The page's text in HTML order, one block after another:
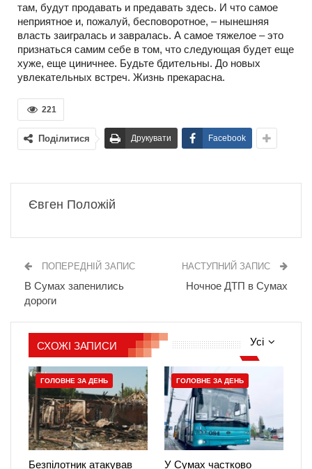
там, будут продавать и предавать здесь. И что самое
неприятное и, пожалуй, бесповоротное, – нынешняя
власть заигралась и завралась. А самое тяжелое – это
признаться самим себе в том, что следующая будет еще
хуже, еще циничнее. Будьте бдительны. До новых
увлекательных встреч. Жизнь прекарасна.
221
Поділитися Друкувати Facebook
Євген Положій
ПОПЕРЕДНІЙ ЗАПИС
В Сумах запенились
дороги
НАСТУПНИЙ ЗАПИС
Ночное ДТП в Сумах
Усі
СХОЖІ ЗАПИСИ
ГОЛОВНЕ ЗА ДЕНЬ
Безпілотник атакував
ГОЛОВНЕ ЗА ДЕНЬ
У Сумах частково